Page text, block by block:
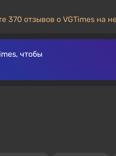
370 отзывов о VGTimes на
чтобы